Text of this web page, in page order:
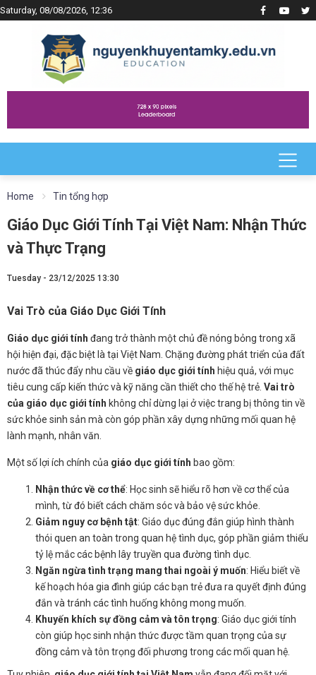
Saturday, 08/08/2026, 12:36
Home Tin tổng hợp
Giáo Dục Giới Tính Tại Việt Nam: Nhận Thức
và Thực Trạng
Tuesday - 23/12/2025 13:30
Vai Trò của Giáo Dục Giới Tính
Giáo dục giới tính đang trở thành một chủ đề nóng bỏng trong xã
hội hiện đại, đặc biệt là tại Việt Nam. Chặng đường phát triển của đất
nước đã thúc đẩy nhu cầu về giáo dục giới tính hiệu quả, với mục
tiêu cung cấp kiến thức và kỹ năng cần thiết cho thế hệ trẻ. Vai trò
của giáo dục giới tính không chỉ dừng lại ở việc trang bị thông tin về
sức khỏe sinh sản mà còn góp phần xây dựng những mối quan hệ
lành mạnh, nhân văn.
Một số lợi ích chính của giáo dục giới tính bao gồm:
Nhận thức về cơ thể: Học sinh sẽ hiểu rõ hơn về cơ thể của
mình, từ đó biết cách chăm sóc và bảo vệ sức khỏe.
Giảm nguy cơ bệnh tật: Giáo dục đúng đắn giúp hình thành
thói quen an toàn trong quan hệ tình dục, góp phần giảm thiểu
tỷ lệ mắc các bệnh lây truyền qua đường tình dục.
Ngăn ngừa tình trạng mang thai ngoài ý muốn: Hiểu biết về
kế hoạch hóa gia đình giúp các bạn trẻ đưa ra quyết định đúng
đắn và tránh các tình huống không mong muốn.
Khuyến khích sự đồng cảm và tôn trọng: Giáo dục giới tính
còn giúp học sinh nhận thức được tầm quan trọng của sự
đồng cảm và tôn trọng đối phương trong các mối quan hệ.